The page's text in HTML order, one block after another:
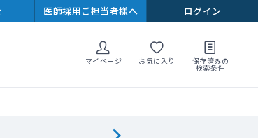
医師採用ご担当者様へ ログイン
マイページ お気に入り 保存済みの
検索条件